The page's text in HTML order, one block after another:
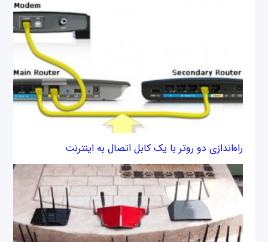
راه‌اندازی دو روتر با یک کابل اتصال به اینترنت